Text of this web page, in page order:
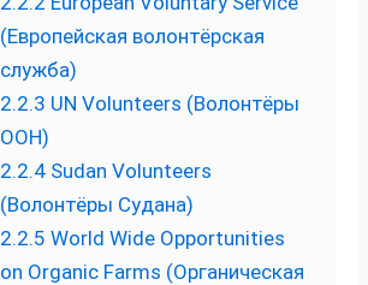
(Европейская волонтёрская
служба)
2.2.3 UN Volunteers (Волонтёры
ООН)
2.2.4 Sudan Volunteers
(Волонтёры Судана)
2.2.5 World Wide Opportunities
on Organic Farms (Органическая